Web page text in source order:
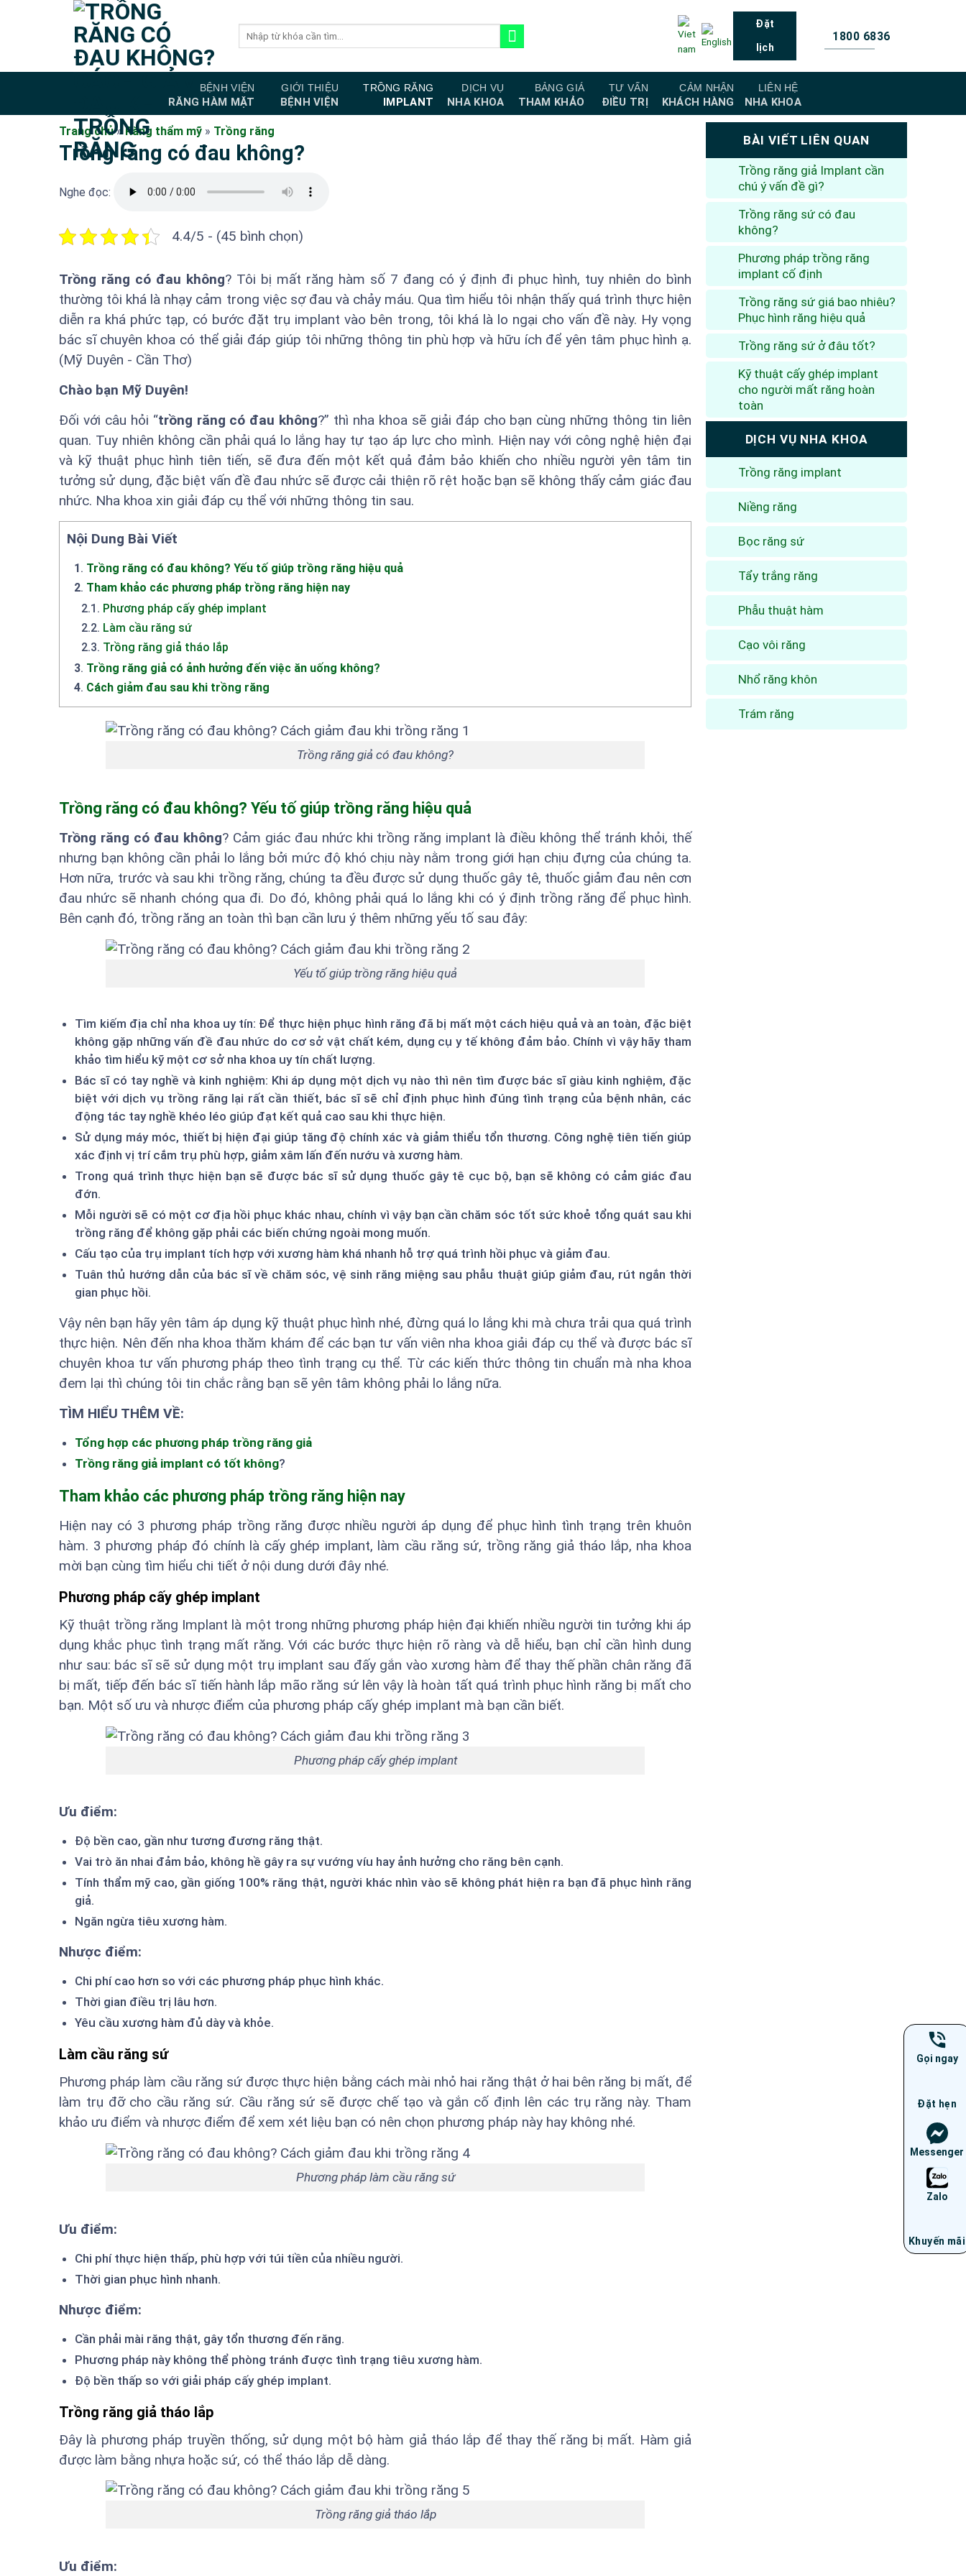
Đặt
lịch
1800 6836
BỆNH VIỆN
RĂNG HÀM MẶT
GIỚI THIỆU
BỆNH VIỆN
TRỒNG RĂNG
IMPLANT
DỊCH VỤ
NHA KHOA
BẢNG GIÁ
THAM KHẢO
TƯ VẤN
ĐIỀU TRỊ
CẢM NHẬN
KHÁCH HÀNG
LIÊN HỆ
NHA KHOA
Trang chủ»Răng thẩm mỹ » Trồng răng
Trồng răng có đau không?
Nghe đọc:
4.4/5 - (45 bình chọn)
Trồng răng có đau không? Tôi bị mất răng hàm số 7 đang có ý định đi phục hình, tuy nhiên do bình
thường tôi khá là nhạy cảm trong việc sợ đau và chảy máu. Qua tìm hiểu tôi nhận thấy quá trình thực hiện
diễn ra khá phức tạp, có bước đặt trụ implant vào bên trong, tôi khá là lo ngại cho vấn đề này. Hy vọng
bác sĩ chuyên khoa có thể giải đáp giúp tôi những thông tin phù hợp và hữu ích để yên tâm phục hình ạ.
(Mỹ Duyên - Cần Thơ)
Chào bạn Mỹ Duyên!
Đối với câu hỏi “trồng răng có đau không?” thì nha khoa sẽ giải đáp cho bạn cùng những thông tin liên
quan. Tuy nhiên không cần phải quá lo lắng hay tự tạo áp lực cho mình. Hiện nay với công nghệ hiện đại
và kỹ thuật phục hình tiên tiến, sẽ đưa đến một kết quả đảm bảo khiến cho nhiều người yên tâm tin
tưởng sử dụng, đặc biệt vấn đề đau nhức sẽ được cải thiện rõ rệt hoặc bạn sẽ không thấy cảm giác đau
nhức. Nha khoa xin giải đáp cụ thể với những thông tin sau.
Nội Dung Bài Viết
1. Trồng răng có đau không? Yếu tố giúp trồng răng hiệu quả
2. Tham khảo các phương pháp trồng răng hiện nay
2.1 . Phương pháp cấy ghép implant
2.2. Làm cầu răng sứ
2.3. Trồng răng giả tháo lắp
3. Trồng răng giả có ảnh hưởng đến việc ăn uống không?
4. Cách giảm đau sau khi trồng răng
Trồng răng giả có đau không?
Trồng răng có đau không? Yếu tố giúp trồng răng hiệu quả
Trồng răng có đau không? Cảm giác đau nhức khi trồng răng implant là điều không thể tránh khỏi, thế
nhưng bạn không cần phải lo lắng bởi mức độ khó chịu này nằm trong giới hạn chịu đựng của chúng ta.
Hơn nữa, trước và sau khi trồng răng, chúng ta đều được sử dụng thuốc gây tê, thuốc giảm đau nên cơn
đau nhức sẽ nhanh chóng qua đi. Do đó, không phải quá lo lắng khi có ý định trồng răng để phục hình.
Bên cạnh đó, trồng răng an toàn thì bạn cần lưu ý thêm những yếu tố sau đây:
Yếu tố giúp trồng răng hiệu quả
Tìm kiếm địa chỉ nha khoa uy tín: Để thực hiện phục hình răng đã bị mất một cách hiệu quả và an toàn, đặc biệt
không gặp những vấn đề đau nhức do cơ sở vật chất kém, dụng cụ y tế không đảm bảo. Chính vì vậy hãy tham
khảo tìm hiểu kỹ một cơ sở nha khoa uy tín chất lượng.
Bác sĩ có tay nghề và kinh nghiệm: Khi áp dụng một dịch vụ nào thì nên tìm được bác sĩ giàu kinh nghiệm, đặc
biệt với dịch vụ trồng răng lại rất cần thiết, bác sĩ sẽ chỉ định phục hình đúng tình trạng của bệnh nhân, các
động tác tay nghề khéo léo giúp đạt kết quả cao sau khi thực hiện.
Sử dụng máy móc, thiết bị hiện đại giúp tăng độ chính xác và giảm thiểu tổn thương. Công nghệ tiên tiến giúp
xác định vị trí cắm trụ phù hợp, giảm xâm lấn đến nướu và xương hàm.
Trong quá trình thực hiện bạn sẽ được bác sĩ sử dụng thuốc gây tê cục bộ, bạn sẽ không có cảm giác đau
đớn.
Mỗi người sẽ có một cơ địa hồi phục khác nhau, chính vì vậy bạn cần chăm sóc tốt sức khoẻ tổng quát sau khi
trồng răng để không gặp phải các biến chứng ngoài mong muốn.
Cấu tạo của trụ implant tích hợp với xương hàm khá nhanh hỗ trợ quá trình hồi phục và giảm đau.
Tuân thủ hướng dẫn của bác sĩ về chăm sóc, vệ sinh răng miệng sau phẫu thuật giúp giảm đau, rút ngắn thời
gian phục hồi.
Vậy nên bạn hãy yên tâm áp dụng kỹ thuật phục hình nhé, đừng quá lo lắng khi mà chưa trải qua quá trình
thực hiện. Nên đến nha khoa thăm khám để các bạn tư vấn viên nha khoa giải đáp cụ thể và được bác sĩ
chuyên khoa tư vấn phương pháp theo tình trạng cụ thể. Từ các kiến thức thông tin chuẩn mà nha khoa
đem lại thì chúng tôi tin chắc rằng bạn sẽ yên tâm không phải lo lắng nữa.
TÌM HIỂU THÊM VỀ:
Tổng hợp các phương pháp trồng răng giả
Trồng răng giả implant có tốt không?
Tham khảo các phương pháp trồng răng hiện nay
Hiện nay có 3 phương pháp trồng răng được nhiều người áp dụng để phục hình tình trạng trên khuôn
hàm. 3 phương pháp đó chính là cấy ghép implant, làm cầu răng sứ, trồng răng giả tháo lắp, nha khoa
mời bạn cùng tìm hiểu chi tiết ở nội dung dưới đây nhé.
Phương pháp cấy ghép implant
Kỹ thuật trồng răng Implant là một trong những phương pháp hiện đại khiến nhiều người tin tưởng khi áp
dụng khắc phục tình trạng mất răng. Với các bước thực hiện rõ ràng và dễ hiểu, bạn chỉ cần hình dung
như sau: bác sĩ sẽ sử dụng một trụ implant sau đấy gắn vào xương hàm để thay thế phần chân răng đã
bị mất, tiếp đến bác sĩ tiến hành lắp mão răng sứ lên vậy là hoàn tất quá trình phục hình răng bị mất cho
bạn. Một số ưu và nhược điểm của phương pháp cấy ghép implant mà bạn cần biết.
Phương pháp cấy ghép implant
Ưu điểm:
Độ bền cao, gần như tương đương răng thật.
Vai trò ăn nhai đảm bảo, không hề gây ra sự vướng víu hay ảnh hưởng cho răng bên cạnh.
Tính thẩm mỹ cao, gần giống 100% răng thật, người khác nhìn vào sẽ không phát hiện ra bạn đã phục hình răng
giả.
Ngăn ngừa tiêu xương hàm.
Nhược điểm:
Chi phí cao hơn so với các phương pháp phục hình khác.
Thời gian điều trị lâu hơn.
Yêu cầu xương hàm đủ dày và khỏe.
Làm cầu răng sứ
Phương pháp làm cầu răng sứ được thực hiện bằng cách mài nhỏ hai răng thật ở hai bên răng bị mất, để
làm trụ đỡ cho cầu răng sứ. Cầu răng sứ sẽ được chế tạo và gắn cố định lên các trụ răng này. Tham
khảo ưu điểm và nhược điểm để xem xét liệu bạn có nên chọn phương pháp này hay không nhé.
Phương pháp làm cầu răng sứ
Ưu điểm:
Chi phí thực hiện thấp, phù hợp với túi tiền của nhiều người.
Thời gian phục hình nhanh.
Nhược điểm:
Cần phải mài răng thật, gây tổn thương đến răng.
Phương pháp này không thể phòng tránh được tình trạng tiêu xương hàm.
Độ bền thấp so với giải pháp cấy ghép implant.
Trồng răng giả tháo lắp
Đây là phương pháp truyền thống, sử dụng một bộ hàm giả tháo lắp để thay thế răng bị mất. Hàm giả
được làm bằng nhựa hoặc sứ, có thể tháo lắp dễ dàng.
Trồng răng giả tháo lắp
Ưu điểm:
BÀI VIẾT LIÊN QUAN
Trồng răng giả Implant cần
chú ý vấn đề gì?
Trồng răng sứ có đau
không?
Phương pháp trồng răng
implant cố định
Trồng răng sứ giá bao nhiêu?
Phục hình răng hiệu quả
Trồng răng sứ ở đâu tốt?
Kỹ thuật cấy ghép implant
cho người mất răng hoàn
toàn
DỊCH VỤ NHA KHOA
Trồng răng implant
Niềng răng
Bọc răng sứ
Tẩy trắng răng
Phẫu thuật hàm
Cạo vôi răng
Nhổ răng khôn
Trám răng
Gọi ngay
Đặt hẹn
Messenger
Zalo
Khuyến mãi